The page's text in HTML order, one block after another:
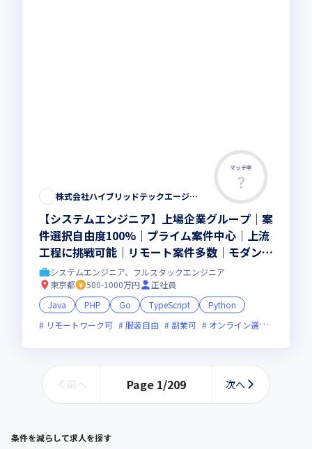
マッチ率
株式会社ハイブリッドテックエージェント
【システムエンジニア】上場企業グループ｜案
件選択自由度100%｜プライム案件中心｜上流
工程に挑戦可能｜リモート案件多数｜モダン開
発｜カジュアル面談OK
システムエンジニア、フルスタックエンジニア
東京都
500-1000万円
正社員
Java
PHP Go TypeScript
Python
リモートワーク可
服装自由 副業可 オンライン選考可
前へ Page 1/209 次へ
条件を減らして求人を探す